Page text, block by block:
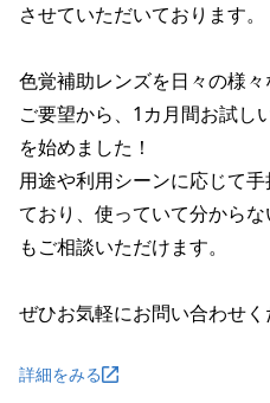
させていただいております。
色覚補助レンズを日々の様
ご要望から、1カ月間お試し
を始めました！
用途や利用シーンに応じて
ており、使っていて分から
もご相談いただけます。
ぜひお気軽にお問い合わせく
詳細をみる